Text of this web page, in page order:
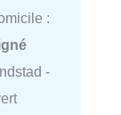
:
-